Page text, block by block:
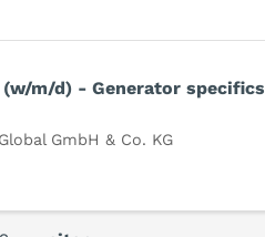
m/d) - Generator specifics
GmbH & Co. KG